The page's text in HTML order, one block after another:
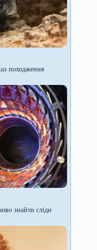
походження
знайти сліди